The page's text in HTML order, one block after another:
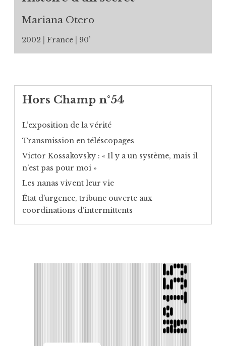
Mariana Otero
2002 France 90’
Hors Champ n°54
L’exposition de la vérité
Transmission en téléscopages
Victor Kossakovsky : « Il y a un système, mais il
n’est pas pour moi »
Les nanas vivent leur vie
État d’urgence, tribune ouverte aux
coordinations d’intermittents